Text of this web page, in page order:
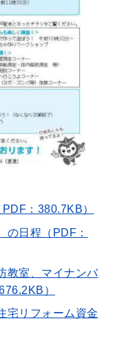
：380.7KB）
の日程（PDF：
教室、マイナンバ
）
宅リフォーム資金